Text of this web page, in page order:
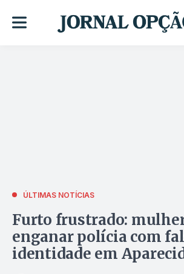
ÚLTIMAS NOTÍCIAS
Furto frustrado:
enganar polícia com
identidade em